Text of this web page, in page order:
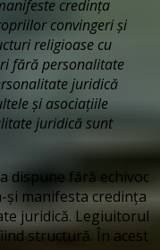
credința
convingeri și
religioase cu
fără personalitate
juridică
și asociațiile
juridică sunt
dispune fără echivoc
și manifesta credința
juridică. Legiuitorul
structură. În acest